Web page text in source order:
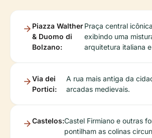
Piazza Walther
& Duomo di
Bolzano:
Praça central
exibindo uma
arquitetura italiana
Via dei
Portici:
A rua mais antiga da
arcadas medievais.
Castelos:Castel Firmiano e outras
pontilham as colinas